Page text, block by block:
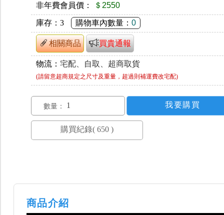
非年費會員價： ＄2550
庫存：3 購物車內數量：0
相關商品 買貴通報
物流：宅配、自取、超商取貨
(請留意超商規定之尺寸及重量，超過則補運費改宅配)
數量：
商品介紹